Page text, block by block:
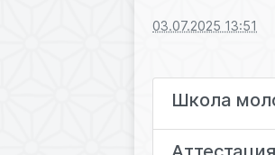
03.07.2025 13:51
Школа